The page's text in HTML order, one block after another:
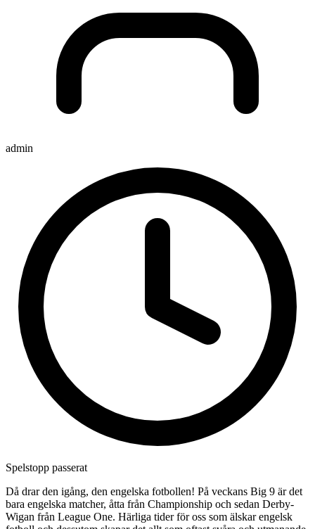
admin
Spelstopp passerat
Då drar den igång, den engelska fotbollen! På veckans Big 9 är det
bara engelska matcher, åtta från Championship och sedan Derby-
Wigan från League One. Härliga tider för oss som älskar engelsk